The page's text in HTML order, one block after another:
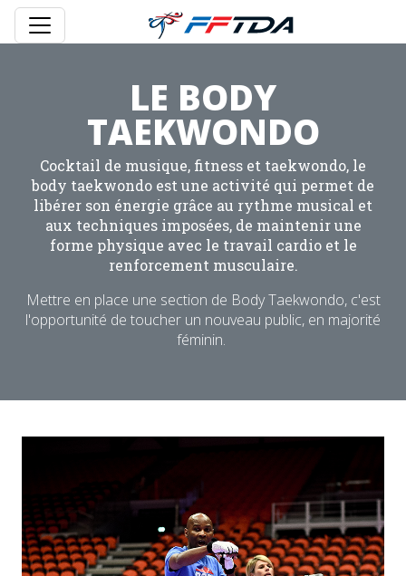
LE BODY
TAEKWONDO
Cocktail de musique, fitness et taekwondo, le
body taekwondo est une activité qui permet de
libérer son énergie grâce au rythme musical et
aux techniques imposées, de maintenir une
forme physique avec le travail cardio et le
renforcement musculaire.
Mettre en place une section de Body Taekwondo, c'est
l'opportunité de toucher un nouveau public, en majorité
féminin.